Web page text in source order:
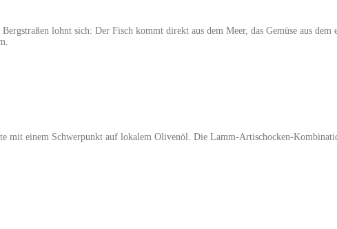
lohnt sich: Der Fisch kommt direkt aus dem Meer, das Gemüse aus dem
mit einem Schwerpunkt auf lokalem Olivenöl. Die Lamm-Artischocken-